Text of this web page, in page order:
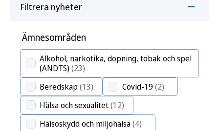
Filtrera nyheter
Ämnesområden
Alkohol, narkotika, dopning, tobak och spel
(ANDTS)(23)
Beredskap(13) Covid-19 (2)
Hälsa och sexualitet(12)
Hälsoskydd och miljöhälsa(4)